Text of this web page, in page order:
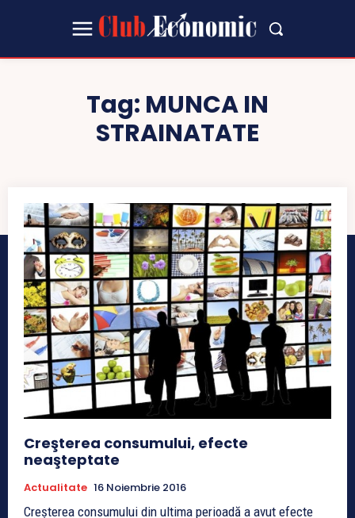
Tag: MUNCA IN
STRAINATATE
Creşterea consumului, efecte
neaşteptate
Actualitate 16 Noiembrie 2016
Creşterea consumului din ultima perioadă a avut efecte